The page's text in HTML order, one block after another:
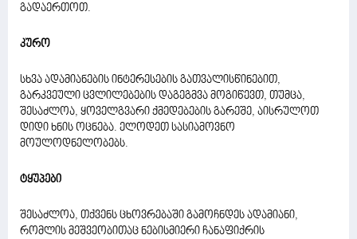
გადაერთოთ.
კურო
სხვა ადამიანების ინტერესების გათვალისწინებით,
გარკვეული ცვლილებების დაგეგმვა მოგიწევთ, თუმცა,
შესაძლოა, ყოველგვარი ქმედებების გარეშე, აისრულოთ
დიდი ხნის ოცნება. ელოდეთ სასიამოვნო
მოულოდნელობებს.
ტყუპები
შესაძლოა, თქვენს ცხოვრებაში გამოჩნდეს ადამიანი,
რომლის მეშვეობითაც ნებისმიერი ჩანაფიქრის